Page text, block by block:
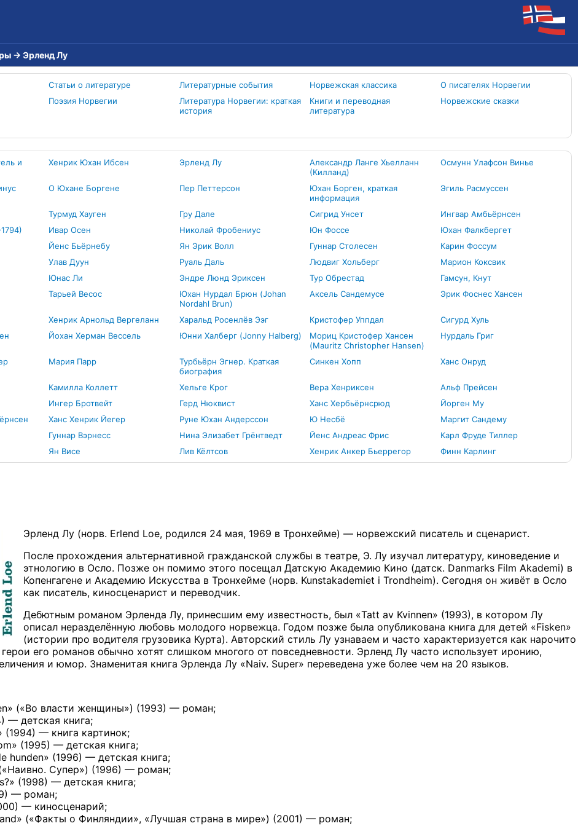
→ Эрленд Лу
Статьи о литературе Литературные события Норвежская классика
О писателях Норвегии
Поэзия Норвегии
Литература Норвегии: краткая
история
Книги и переводная
литература
Норвежские сказки
и
Хенрик Юхан Ибсен Эрленд Лу
Александр Ланге Хьелланн
(Килланд)
Осмунн Улафсон Винье
О Юхане Боргене Пер Петтерсон
Юхан Борген, краткая
информация
Эгиль Расмуссен
Турмуд Хауген Гру Дале Сигрид Унсет
Ингвар Амбьёрнсен
Ивар Осен Николай Фробениус Юн Фоссе
Юхан Фалкбергет
Йенс Бьёрнебу Ян Эрик Волл Гуннар Столесен
Карин Фоссум
Улав Дуун Руаль Даль Людвиг Хольберг
Марион Коксвик
Юнас Ли Эндре Люнд Эриксен Тур Обрестад
Гамсун, Кнут
Тарьей Весос
Юхан Нурдал Брюн (Johan
Nordahl Brun)
Аксель Сандемусе Эрик Фоснес Хансен
Хенрик Арнольд Вергеланн Харальд Росенлёв Ээг Кристофер Уппдал
Сигурд Хуль
Йохан Херман Вессель Юнни Халберг (Jonny Halberg)
Мориц Кристофер Хансен
(Mauritz Christopher Hansen)
Нурдаль Григ
Мария Парр
Турбьёрн Эгнер. Краткая
биография
Синкен Хопп Ханс Онруд
Камилла Коллетт Хельге Крог Вера Хенриксен
Альф Прейсен
Ингер Бротвейт Герд Нюквист Ханс Хербьёрнсрюд
Йорген Му
Ханс Хенрик Йегер Руне Юхан Андерссон Ю Несбё
Маргит Сандему
Гуннар Вэрнесс Нина Элизабет Грёнтведт Йенс Андреас Фрис
Карл Фруде Тиллер
Ян Висе Лив Кёлтсов Хенрик Анкер Бьеррегор Финн Карлинг
Эрленд Лу (норв. Erlend Loe, родился 24 мая, 1969 в Тронхейме) — норвежский писатель и сценарист.
После прохождения альтернативной гражданской службы в театре, Э. Лу изучал литературу, киноведение и
этнологию в Осло. Позже он помимо этого посещал Датскую Академию Кино (датск. Danmarks Film Akademi) в
Копенгагене и Академию Искусства в Тронхейме (норв. Kunstakademiet i Trondheim). Сегодня он живёт в Осло
как писатель, киносценарист и переводчик.
Дебютным романом Эрленда Лу, принесшим ему известность, был «Tatt av Kvinnen» (1993), в котором Лу
описал неразделённую любовь молодого норвежца. Годом позже была опубликована книга для детей «Fisken»
(истории про водителя грузовика Курта). Авторский стиль Лу узнаваем и часто характеризуется как нарочито
его романов обычно хотят слишком многого от повседневности. Эрленд Лу часто использует иронию,
и юмор. Знаменитая книга Эрленда Лу «Naiv. Super» переведена уже более чем на 20 языков.
(«Во власти женщины») (1993) — роман;
— детская книга;
— книга картинок;
(1995) — детская книга;
hunden» (1996) — детская книга;
Супер») (1996) — роман;
(1998) — детская книга;
— роман;
— киносценарий;
(«Факты о Финляндии», «Лучшая страна в мире») (2001) — роман;